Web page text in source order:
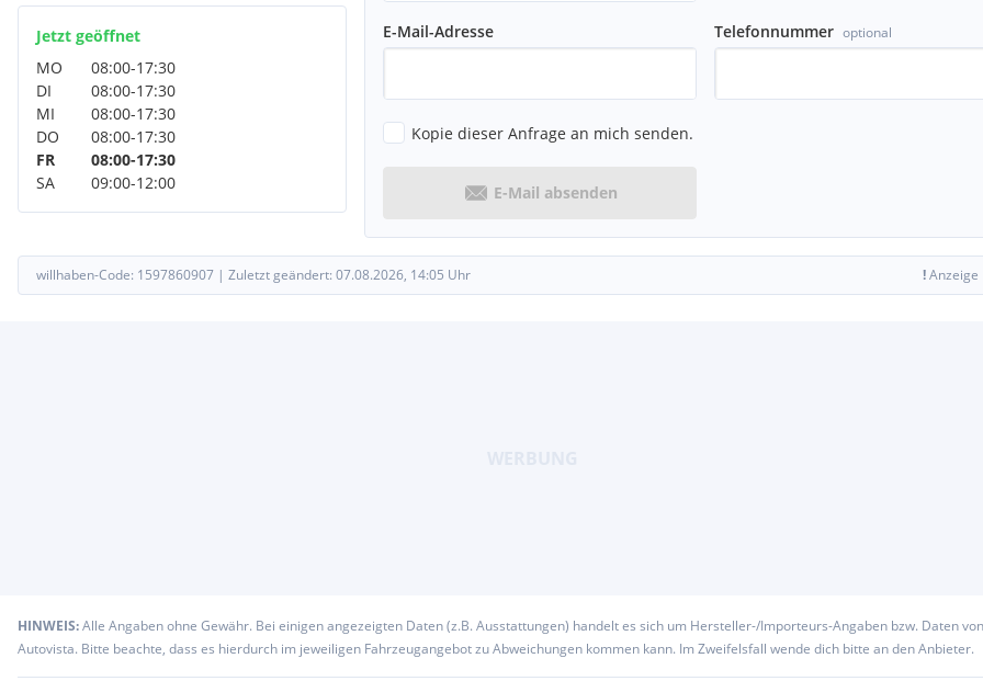
Jetzt geöffnet
MO
08:00-17:30
DI
08:00-17:30
MI
08:00-17:30
DO
08:00-17:30
FR
08:00-17:30
SA
09:00-12:00
E-Mail-Adresse Telefonnummer optional
Kopie dieser Anfrage an mich senden.
E-Mail absenden
willhaben-Code: 1597860907 | Zuletzt geändert: 07.08.2026, 14:05 Uhr !Anzeige
HINWEIS:Alle Angaben ohne Gewähr. Bei einigen angezeigten Daten (z.B. Ausstattungen) handelt es sich um Hersteller-/Importeurs-Angaben bzw. Daten von
Autovista. Bitte beachte, dass es hierdurch im jeweiligen Fahrzeugangebot zu Abweichungen kommen kann. Im Zweifelsfall wende dich bitte an den Anbieter.